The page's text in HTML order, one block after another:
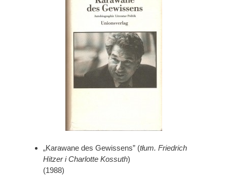
„Karawane des Gewissens” (tłum. Friedrich
Hitzer i Charlotte Kossuth)
(1988)